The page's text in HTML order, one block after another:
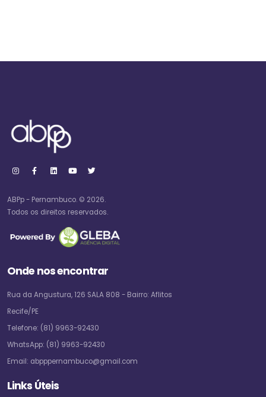
ABPp - Pernambuco. © 2026.
Todos os direitos reservados.
Onde nos encontrar
Rua da Angustura, 126 SALA 808 - Bairro: Aflitos
Recife/PE
Telefone: (81) 9963-92430
WhatsApp: (81) 9963-92430
Email: abpppernambuco@gmail.com
Links Úteis